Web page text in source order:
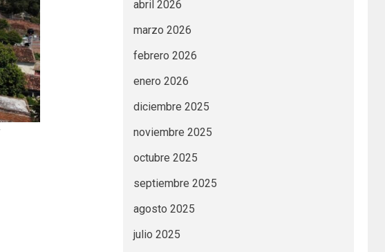
abril 2026
marzo 2026
febrero 2026
enero 2026
diciembre 2025
noviembre 2025
octubre 2025
septiembre 2025
agosto 2025
julio 2025